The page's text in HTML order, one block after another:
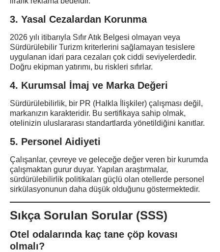
3. Yasal Cezalardan Korunma
2026 yılı itibarıyla Sıfır Atık Belgesi olmayan veya
Sürdürülebilir Turizm kriterlerini sağlamayan tesislere
uygulanan idari para cezaları çok ciddi seviyelerdedir.
Doğru ekipman yatırımı, bu riskleri sıfırlar.
4. Kurumsal İmaj ve Marka Değeri
Sürdürülebilirlik, bir PR (Halkla İlişkiler) çalışması değil,
markanızın karakteridir. Bu sertifikaya sahip olmak,
otelinizin uluslararası standartlarda yönetildiğini kanıtlar.
5. Personel Aidiyeti
Çalışanlar, çevreye ve geleceğe değer veren bir kurumda
çalışmaktan gurur duyar. Yapılan araştırmalar,
sürdürülebilirlik politikaları güçlü olan otellerde personel
sirkülasyonunun daha düşük olduğunu göstermektedir.
Sıkça Sorulan Sorular (SSS)
Otel odalarında kaç tane çöp kovası
olmalı?